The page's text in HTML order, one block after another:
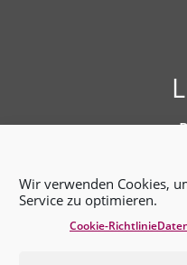
Wir verwenden Cookies,
Service zu optimieren.
Cookie-Richtlinie
Erklärung